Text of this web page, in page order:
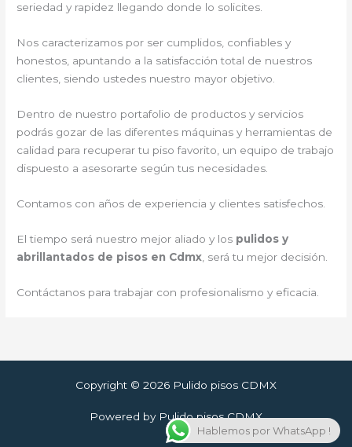
seriedad y rapidez llegando donde lo solicites.
Nos caracterizamos por ser cumplidos, confiables y
honestos, apuntando a la satisfacción total de nuestros
clientes, siendo ustedes nuestro mayor objetivo.
Dentro de nuestro portafolio de productos y servicios
podrás gozar de las diferentes máquinas y herramientas de
calidad para recuperar tu piso favorito, un equipo de trabajo
dispuesto a asesorarte según tus necesidades.
Contamos con años de experiencia y clientes satisfechos.
El tiempo será nuestro mejor aliado y los pulidos y
abrillantados de pisos en Cdmx , será tu mejor decisión.
Contáctanos para trabajar con profesionalismo y eficacia.
Copyright © 2026 Pulido pisos CDMX
Powered by Pulido pisos CDMX
Hablemos por WhatsApp !